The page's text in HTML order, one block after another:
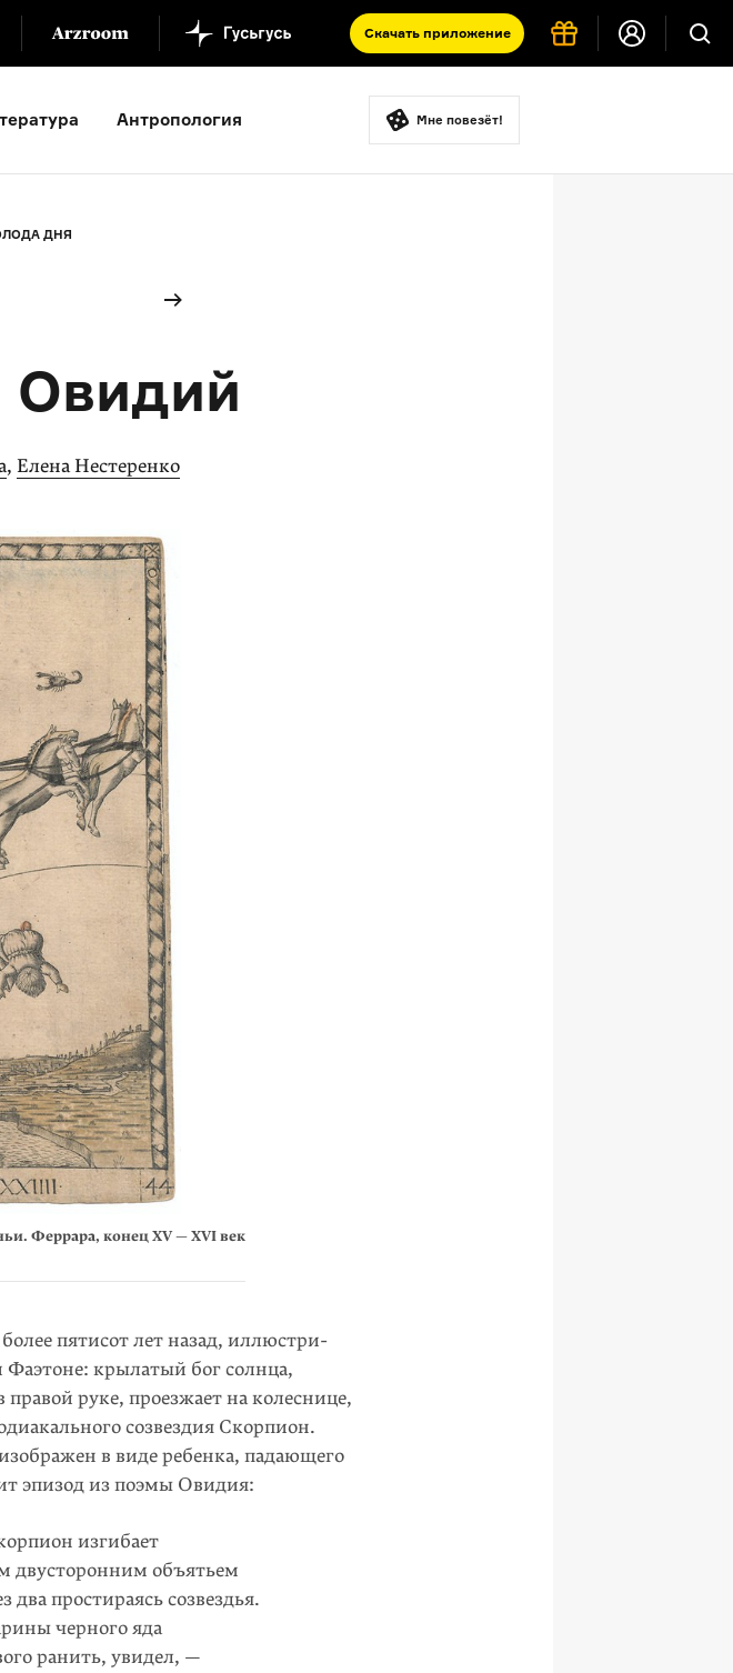
Скачать приложение
еси» до «лол кек»
Что такое античность
Антропология Мне повезёт!
ДНЯ
Овидий
, Елена Нестеренко
Феррара, конецXV — XVIвек
пятисот лет назад, иллюстри­
Фаэтоне: крылатый бог солнца,
руке, проезжает на колесни­це,
созвездия Скорпион.
в виде ребенка, падающего
эпизод из поэмы Овидия:
изгибает
двусторонним объятьем
простираясь созвездья.
черного яда
ранить, увидел, —